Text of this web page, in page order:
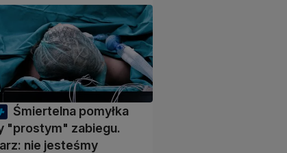
Śmiertelna pomyłka
"prostym" zabiegu.
nie jesteśmy